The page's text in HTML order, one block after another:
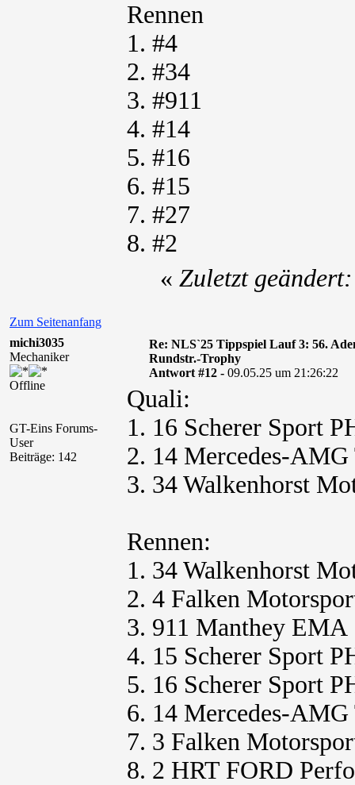
Rennen
1. #4
2. #34
3. #911
4. #14
5. #16
6. #15
7. #27
8. #2
Zum Seitenanfang
« Zuletzt
michi3035
Mechaniker
Offline
GT-Eins Forums-
User
Beiträge: 142
Re: NLS`25 Tippspiel Lauf 3: 56.
Rundstr.-Trophy
Antwort #12 - 09.05.25 um 21:26:22
Quali:
1. 16 Scherer Sport
2. 14 Mercedes-AMG
3. 34 Walkenhorst
Rennen:
1. 34 Walkenhorst
2. 4 Falken
3. 911 Manthey EMA
4. 15 Scherer Sport
5. 16 Scherer Sport
6. 14 Mercedes-AMG
7. 3 Falken
8. 2 HRT FORD